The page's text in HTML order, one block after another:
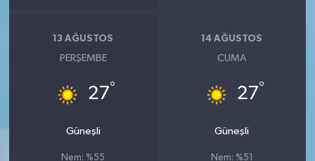
13 AĞUSTOS
PERŞEMBE
27°
Güneşli
Nem: %55
14 AĞUSTOS
CUMA
27°
Güneşli
Nem: %51